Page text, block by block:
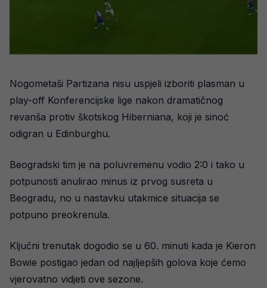
Nogometaši Partizana nisu uspjeli izboriti plasman u
play-off Konferencijske lige nakon dramatičnog
revanša protiv škotskog Hiberniana, koji je sinoć
odigran u Edinburghu.
Beogradski tim je na poluvremenu vodio 2:0 i tako u
potpunosti anulirao minus iz prvog susreta u
Beogradu, no u nastavku utakmice situacija se
potpuno preokrenula.
Ključni trenutak dogodio se u 60. minuti kada je Kieron
Bowie postigao jedan od najljepših golova koje ćemo
vjerovatno vidjeti ove sezone.